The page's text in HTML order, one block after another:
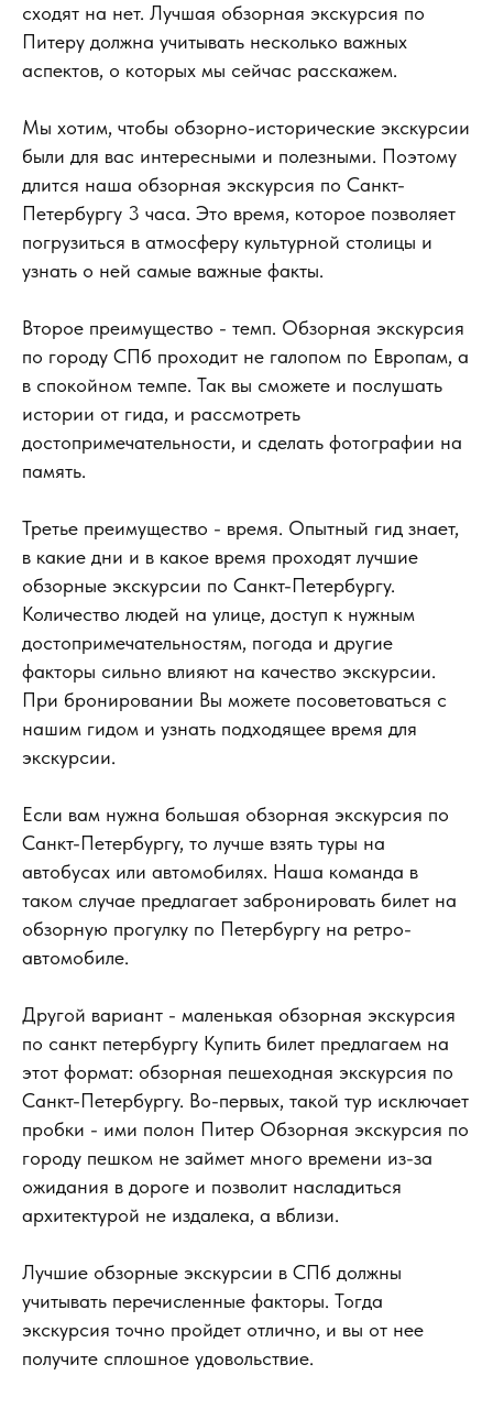
сходят на нет. Лучшая обзорная экскурсия по
Питеру должна учитывать несколько важных
аспектов, о которых мы сейчас расскажем.
Мы хотим, чтобы обзорно-исторические экскурсии
были для вас интересными и полезными. Поэтому
длится наша обзорная экскурсия по Санкт-
Петербургу 3 часа. Это время, которое позволяет
погрузиться в атмосферу культурной столицы и
узнать о ней самые важные факты.
Второе преимущество - темп. Обзорная экскурсия
по городу СПб проходит не галопом по Европам, а
в спокойном темпе. Так вы сможете и послушать
истории от гида, и рассмотреть
достопримечательности, и сделать фотографии на
память.
Третье преимущество - время. Опытный гид знает,
в какие дни и в какое время проходят лучшие
обзорные экскурсии по Санкт-Петербургу.
Количество людей на улице, доступ к нужным
достопримечательностям, погода и другие
факторы сильно влияют на качество экскурсии.
При бронировании Вы можете посоветоваться с
нашим гидом и узнать подходящее время для
экскурсии.
Если вам нужна большая обзорная экскурсия по
Санкт-Петербургу, то лучше взять туры на
автобусах или автомобилях. Наша команда в
таком случае предлагает забронировать билет на
обзорную прогулку по Петербургу на ретро-
автомобиле.
Другой вариант - маленькая обзорная экскурсия
по санкт петербургу Купить билет предлагаем на
этот формат: обзорная пешеходная экскурсия по
Санкт-Петербургу. Во-первых, такой тур исключает
пробки - ими полон Питер Обзорная экскурсия по
городу пешком не займет много времени из-за
ожидания в дороге и позволит насладиться
архитектурой не издалека, а вблизи.
Лучшие обзорные экскурсии в СПб должны
учитывать перечисленные факторы. Тогда
экскурсия точно пройдет отлично, и вы от нее
получите сплошное удовольствие.